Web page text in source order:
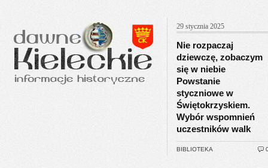
29 stycznia 2025
Nie rozpaczaj
dziewczę, zobaczym
się w niebie
Powstanie
styczniowe w
Świętokrzyskiem.
Wybór wspomnień
uczestników walk
BIBLIOTEKA